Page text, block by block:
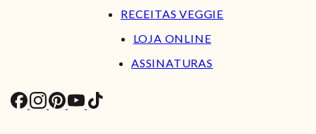
RECEITAS VEGGIE
LOJA ONLINE
ASSINATURAS